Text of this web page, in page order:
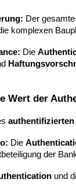
Der
komplexen
Die
Wert der
authentifizierten
Die
der
und